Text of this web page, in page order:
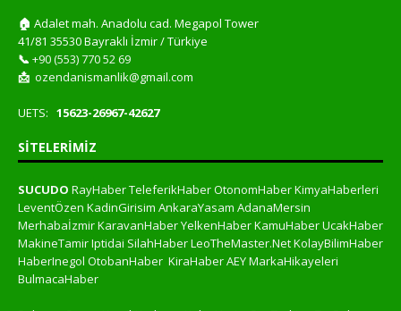
🏠 Adalet mah. Anadolu cad. Megapol Tower
41/81 35530 Bayraklı İzmir / Türkiye
📞 +90 (553) 770 52 69
📩 ozendanismanlik@gmail.com
UETS: 15623-26967-42627
SITELERIMIZ
SUCUDO RayHaberTeleferikHaberOtonomHaberKimyaHaberleri
LeventÖzen KadinGirisim AnkaraYasam AdanaMersin
MerhabaİzmirKaravanHaberYelkenHaberKamuHaberUcakHaber
MakineTamirIptidai SilahHaberLeoTheMaster.NetKolayBilimHaber
HaberInegol OtobanHaber KiraHaberAEYMarkaHikayeleri
BulmacaHaber